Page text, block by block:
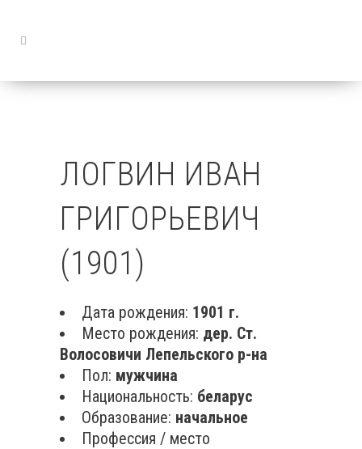
ЛОГВИН ИВАН
ГРИГОРЬЕВИЧ
(1901)
Дата рождения: 1901 г.
Место рождения: дер. Ст.
Волосовичи Лепельского р-на
Пол: мужчина
Национальность: беларус
Образование: начальное
Профессия / место